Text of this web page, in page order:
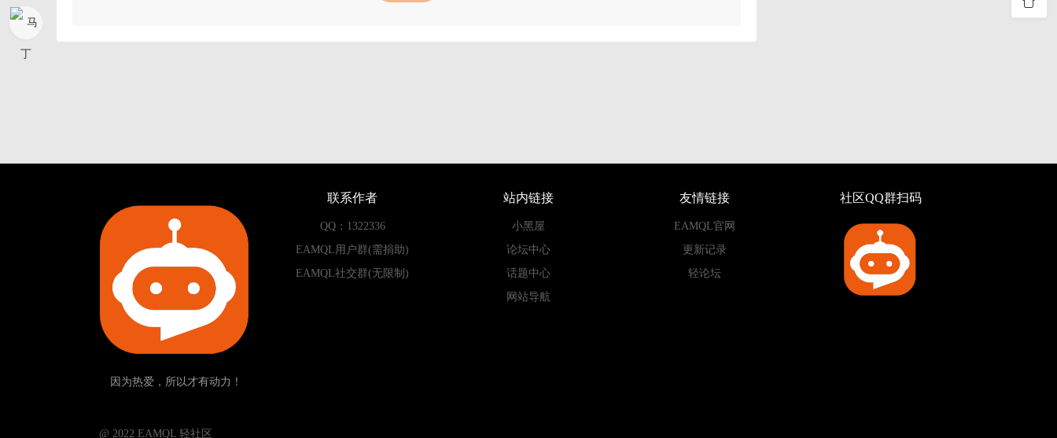
因为热爱，所以才有动力！
联系作者
QQ：1322336
EAMQL用户群(需捐助)
EAMQL社交群(无限制)
站内链接
小黑屋
论坛中心
话题中心
网站导航
友情链接
EAMQL官网
更新记录
轻论坛
社区QQ群扫码
­­­­­ @ 2022 EAMQL 轻社区